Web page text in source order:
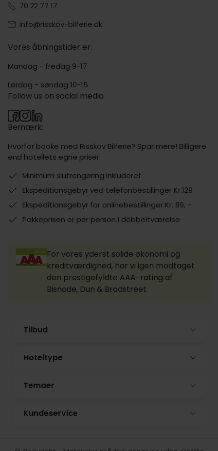
70 22 77 17
info@risskov-bilferie.dk
Vores åbningstider er:
Mandag - fredag 9-17
Lørdag - søndag 10-15
Bemærk:
Hvorfor booke med Risskov Bilferie? Spar mere! Billigere
end hotellets egne priser
Minimum slutrengøring inkluderet
Ekspeditionsgebyr ved telefonbestillinger Kr.129
Ekspeditionsgebyr for onlinebestillinger Kr. 89, -
Pakkeprisen er per person i dobbeltværelse
Follow us on social media
For vores yderst solide økonomi og
kreditværdighed, har vi igen modtaget
den prestigefyldte AAA-rating af
Bisnode, Dun & Bradstreet.
Tilbud
Hoteltype
Temaer
Kundeservice